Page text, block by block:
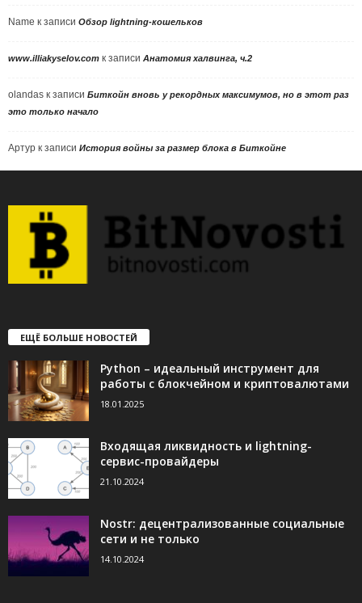
Name к записи Обзор lightning-кошельков
www.illiakyselov.com к записи Анатомия халвинга, ч.2
olandas к записи Биткойн вновь у рекордных максимумов, но в этот раз
это только начало
Артур к записи История войны за размер блока в Биткойне
ЕЩЁ БОЛЬШЕ НОВОСТЕЙ
Python – идеальный инструмент для
работы с блокчейном и криптовалютами
18.01.2025
Входящая ликвидность и lightning-
сервис-провайдеры
21.10.2024
Nostr: децентрализованные социальные
сети и не только
14.10.2024